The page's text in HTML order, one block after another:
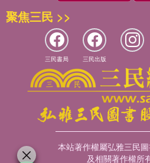
聚焦三民 >>
三民書局 三民出版
本站著作權屬弘雅三民
及相關著作權所